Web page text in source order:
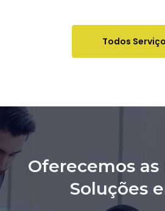
Todos
Oferecemos
Soluções